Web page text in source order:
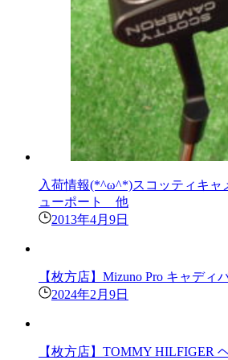
入荷情報(*^ω^*)スコッティキ
ューポート 他
2013年4月9日
【枚方店】Mizuno Pro キャディ
2024年2月9日
【枚方店】TOMMY HILFIGER